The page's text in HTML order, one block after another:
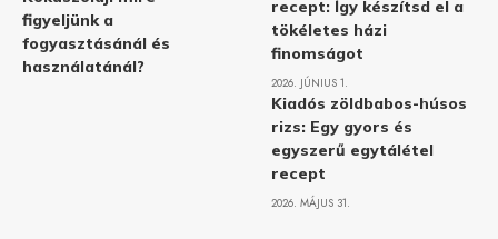
figyeljünk a
fogyasztásánál és
használatánál?
recept: Így készítsd el a
tökéletes házi
finomságot
2026. JÚNIUS 1.
Kiadós zöldbabos-húsos
rizs: Egy gyors és
egyszerű egytálétel
recept
2026. MÁJUS 31.